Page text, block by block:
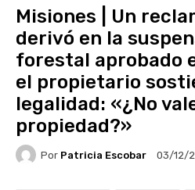
Misiones | Un
derivó en la
forestal aprobado
el propietario
legalidad: «¿No
propiedad?»
Por Patricia Escobar 03/12/